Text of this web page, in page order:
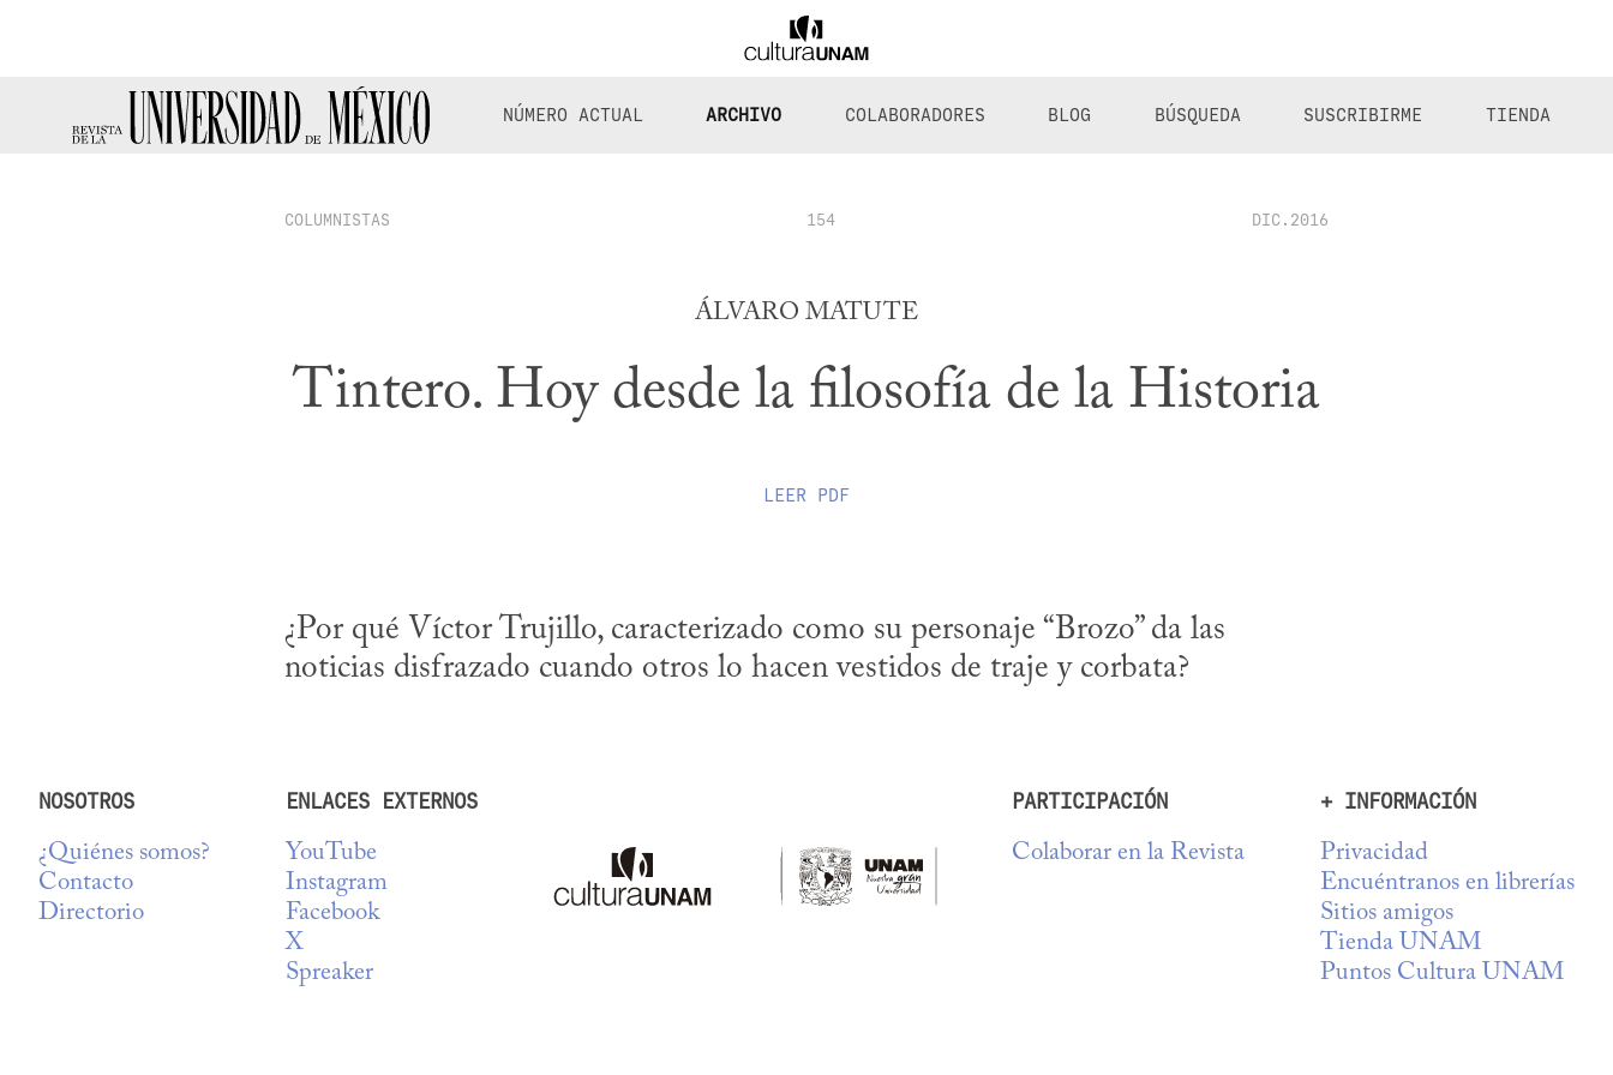
NÚMERO ACTUAL ARCHIVO COLABORADORES BLOG BÚSQUEDA SUSCRIBIRME TIENDA
COLUMNISTAS 154 DIC.2016
ÁLVARO MATUTE
Tintero. Hoy desde la filosofía de la Historia
LEER PDF
¿Por qué Víctor Trujillo, caracterizado como su personaje “Brozo” da las
noticias disfrazado cuando otros lo hacen vestidos de traje y corbata?
NOSOTROS
¿Quiénes somos?
Contacto
Directorio
ENLACES EXTERNOS
YouTube
Instagram
Facebook
X
Spreaker
PARTICIPACIÓN
Colaborar en la Revista
+ INFORMACIÓN
Privacidad
Encuéntranos en librerías
Sitios amigos
Tienda UNAM
Puntos Cultura UNAM